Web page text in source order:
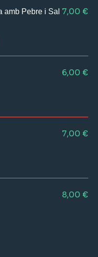
amb Pebre i Sal 7,00 €
6,00 €
7,00 €
8,00 €